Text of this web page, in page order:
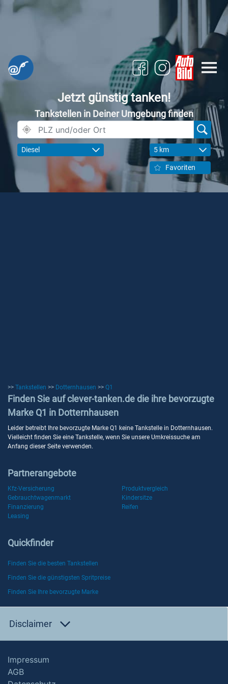
Jetzt günstig tanken!
Tankstellen in Deiner Umgebung finden
Diesel 5 km
Favoriten
>> Tankstellen >> Dotternhausen >> Q1
Finden Sie auf clever-tanken.de die ihre bevorzugte
Marke Q1 in Dotternhausen
Leider betreibt Ihre bevorzugte Marke Q1 keine Tankstelle in Dotternhausen.
Vielleicht finden Sie eine Tankstelle, wenn Sie unsere Umkreissuche am
Anfang dieser Seite verwenden.
Partnerangebote
Kfz-Versicherung
Produktvergleich
Gebrauchtwagenmarkt
Kindersitze
Finanzierung
Reifen
Leasing
Quickfinder
Finden Sie die besten Tankstellen
Finden Sie die günstigsten Spritpreise
Finden Sie Ihre bevorzugte Marke
Disclaimer
Impressum
AGB